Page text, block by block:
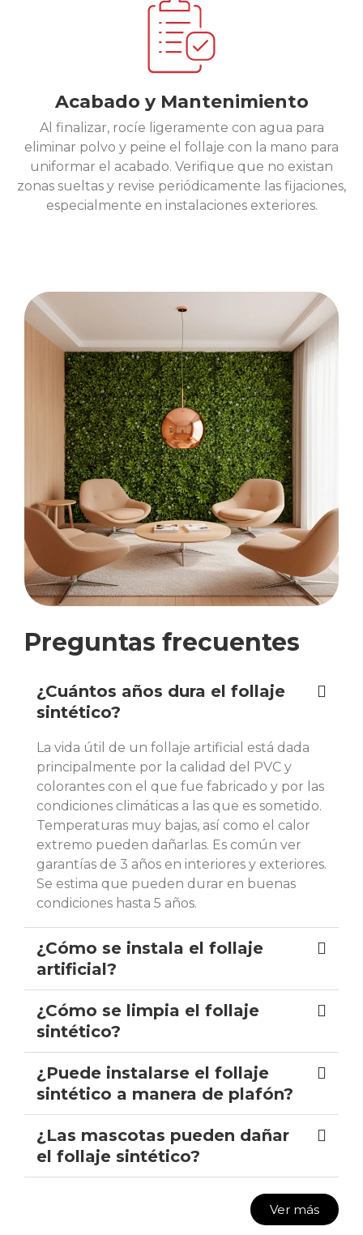
Acabado y Mantenimiento
Al finalizar, rocíe ligeramente con agua para
eliminar polvo y peine el follaje con la mano para
uniformar el acabado. Verifique que no existan
zonas sueltas y revise periódicamente las fijaciones,
especialmente en instalaciones exteriores.
Preguntas frecuentes
¿Cuántos años dura el follaje
sintético?
La vida útil de un follaje artificial está dada
principalmente por la calidad del PVC y
colorantes con el que fue fabricado y por las
condiciones climáticas a las que es sometido.
Temperaturas muy bajas, así como el calor
extremo pueden dañarlas. Es común ver
garantías de 3 años en interiores y exteriores.
Se estima que pueden durar en buenas
condiciones hasta 5 años.
¿Cómo se instala el follaje
artificial?
¿Cómo se limpia el follaje
sintético?
¿Puede instalarse el follaje
sintético a manera de plafón?
¿Las mascotas pueden dañar
el follaje sintético?
Ver más